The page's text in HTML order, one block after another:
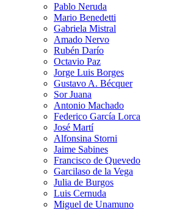
Pablo Neruda
Mario Benedetti
Gabriela Mistral
Amado Nervo
Rubén Darío
Octavio Paz
Jorge Luis Borges
Gustavo A. Bécquer
Sor Juana
Antonio Machado
Federico García Lorca
José Martí
Alfonsina Storni
Jaime Sabines
Francisco de Quevedo
Garcilaso de la Vega
Julia de Burgos
Luis Cernuda
Miguel de Unamuno